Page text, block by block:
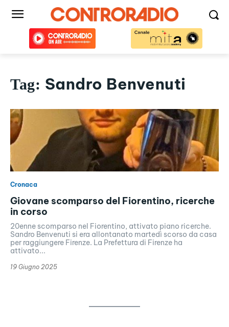
Tag: Sandro Benvenuti
Cronaca
Giovane scomparso del Fiorentino, ricerche
in corso
20enne scomparso nel Fiorentino, attivato piano ricerche.
Sandro Benvenuti si era allontanato martedì scorso da casa
per raggiungere Firenze. La Prefettura di Firenze ha
attivato...
19 Giugno 2025